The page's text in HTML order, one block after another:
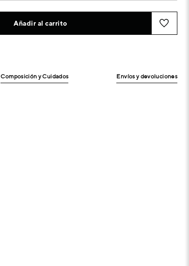
Añadir al carrito
Composición y Cuidados Envíos y devoluciones